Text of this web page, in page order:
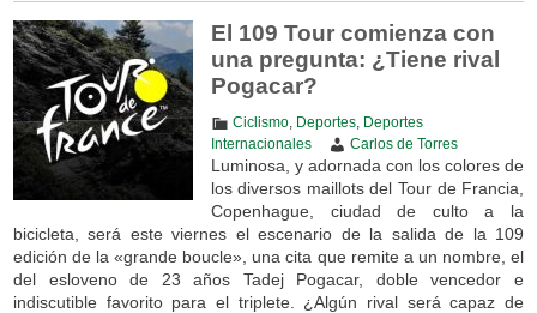
El 109 Tour comienza con
una pregunta: ¿Tiene rival
Pogacar?
Ciclismo, Deportes,
Deportes
Internacionales
Carlos de Torres
Luminosa, y adornada con los colores de
los diversos maillots del Tour de Francia,
Copenhague, ciudad de culto a la
bicicleta, será este viernes el escenario de la salida de la 109
edición de la «grande boucle», una cita que remite a un nombre, el
del esloveno de 23 años Tadej Pogacar, doble vencedor e
indiscutible favorito para el triplete. ¿Algún rival será capaz de